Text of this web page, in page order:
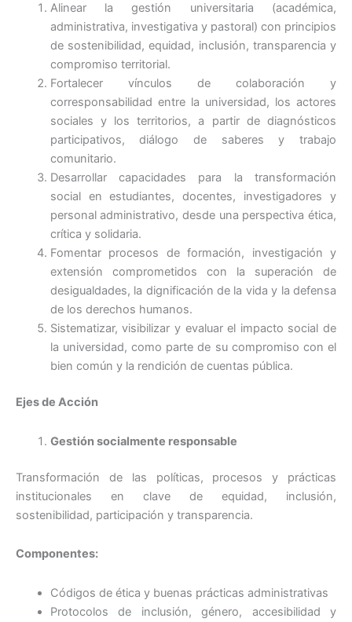
Alinear la gestión universitaria (académica,
administrativa, investigativa y pastoral) con principios
de sostenibilidad, equidad, inclusión, transparencia y
compromiso territorial.
Fortalecer vínculos de colaboración y
corresponsabilidad entre la universidad, los actores
sociales y los territorios, a partir de diagnósticos
participativos, diálogo de saberes y trabajo
comunitario.
Desarrollar capacidades para la transformación
social en estudiantes, docentes, investigadores y
personal administrativo, desde una perspectiva ética,
crítica y solidaria.
Fomentar procesos de formación, investigación y
extensión comprometidos con la superación de
desigualdades, la dignificación de la vida y la defensa
de los derechos humanos.
Sistematizar, visibilizar y evaluar el impacto social de
la universidad, como parte de su compromiso con el
bien común y la rendición de cuentas pública.
Ejes de Acción
Gestión socialmente responsable
Transformación de las políticas, procesos y prácticas
institucionales en clave de equidad, inclusión,
sostenibilidad, participación y transparencia.
Componentes:
Códigos de ética y buenas prácticas administrativas
Protocolos de inclusión, género, accesibilidad y